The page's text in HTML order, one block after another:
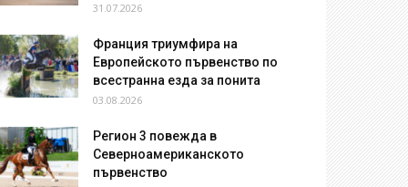
31.07.2026
Франция триумфира на
Европейското първенство по
всестранна езда за понита
03.08.2026
Регион 3 повежда в
Северноамериканското
първенство